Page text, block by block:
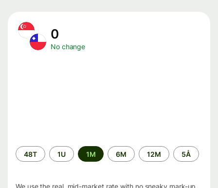
0
No change
Time
period
48T 1U 1M 6M 12M 5Å